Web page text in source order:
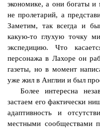
экономике, а они богаты
не пролетарий, а
Заметим, так всегда и
какую-то глухую точку
экспедицию. Что
персонажа в Лахоре он
газеты, но в момент
уже жил в Англии и был
Более интересна
застаем его фактически
адаптивность и
местными сообществами